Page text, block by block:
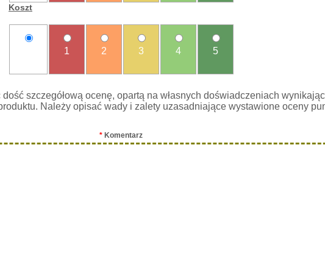
Koszt
1 2 3 4 5
szczegółową ocenę, opartą na własnych doświadczeniach
Należy opisać wady i zalety uzasadniające wystawione oceny
* Komentarz